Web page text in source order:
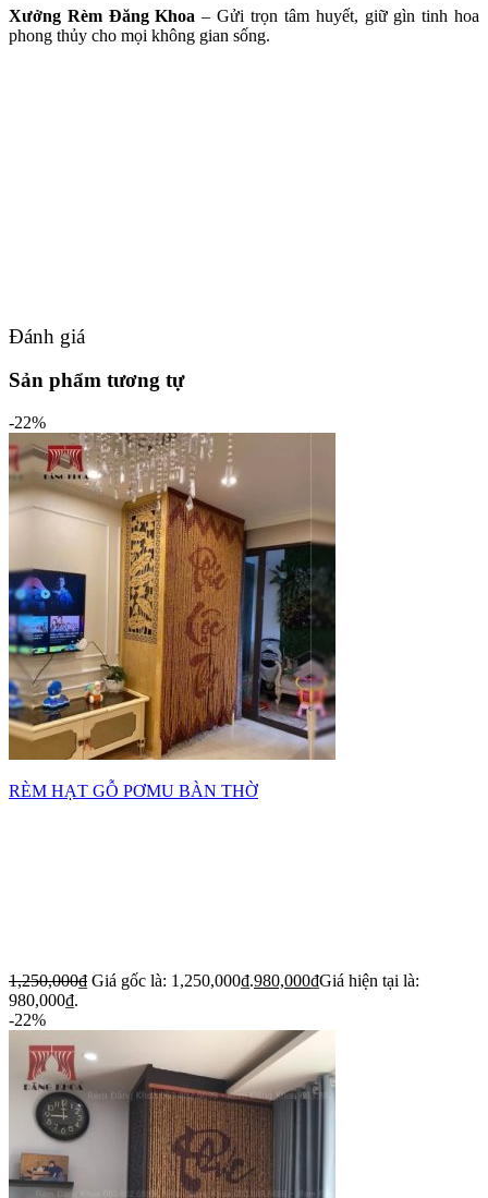
Xưởng Rèm Đăng Khoa – Gửi trọn tâm huyết, giữ gìn tinh hoa
phong thủy cho mọi không gian sống.
Đánh giá
Sản phẩm tương tự
-22%
RÈM HẠT GỖ PƠMU BÀN THỜ
1,250,000₫ Giá gốc là: 1,250,000₫.980,000₫Giá hiện tại là:
980,000₫.
-22%